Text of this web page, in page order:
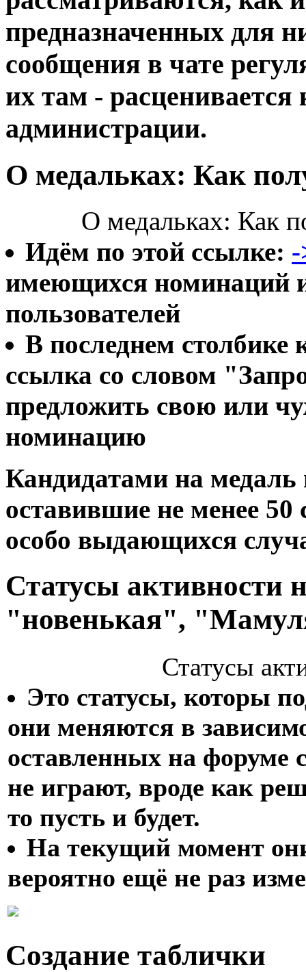
предназначенных для
сообщения в чате
их там -
администрации.
О медальках: Как
О медальках: Как
Идём по этой ссылке:
имеющихся номинаций
пользователей
В последнем столбике
ссылка со словом
предложить свою или
номинацию
Кандидатами на медаль
оставившие не менее
особо выдающихся
Статусы активности
"новенькая",
Статусы
Это статусы, которы
они меняются в
оставленных на
не играют, вроде как
то пусть и будет.
На текущий момент
вероятно ещё не раз
Создание таблички